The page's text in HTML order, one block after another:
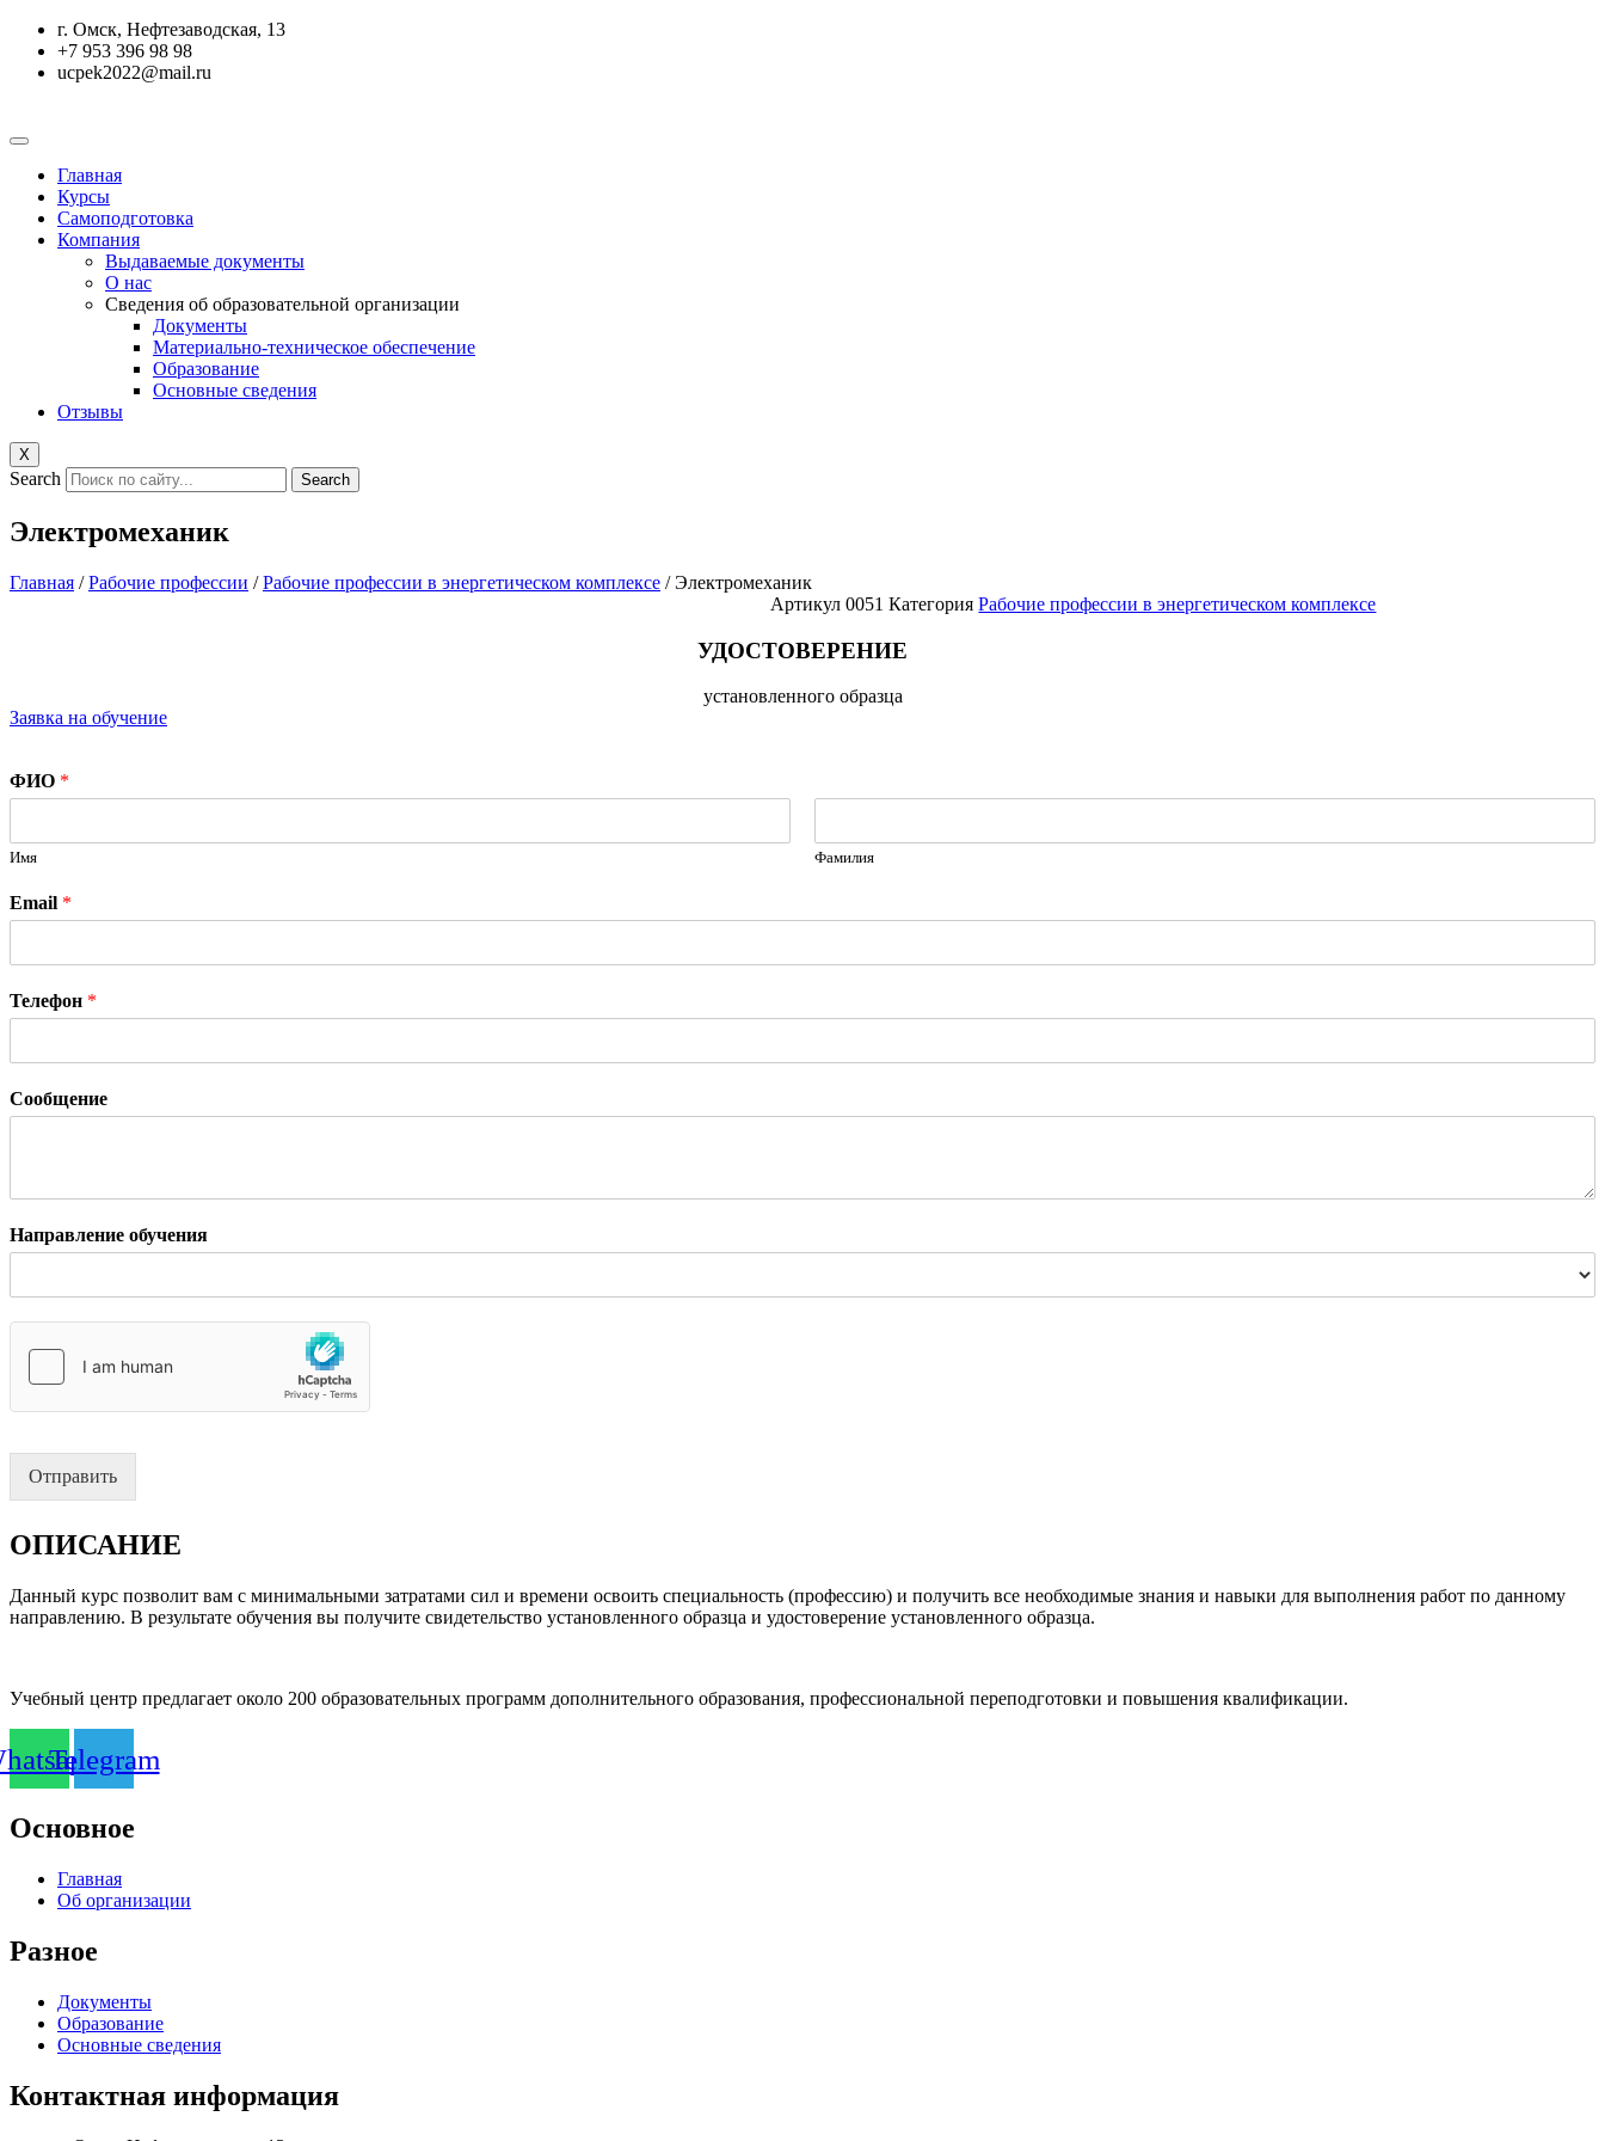
Перейти
содержимому
г. Омск, Нефтезаводская, 13
+7 953 396 98 98
ucpek2022@mail.ru
Главная
Курсы
Самоподготовка
Компания
Выдаваемые документы
О нас
Сведения об образовательной организации
Документы
Материально-техническое обеспечение
Образование
Основные сведения
Отзывы
X
Search Search
Электромеханик
Главная /Рабочие профессии /Рабочие профессии в энергетическом комплексе / Электромеханик
Артикул0051Категория Рабочие профессии в энергетическом комплексе
УДОСТОВЕРЕНИЕ
установленного образца
Заявка на обучение
ФИО *
Имя Фамилия
Email *
Телефон *
Сообщение
Направление обучения
Отправить
ОПИСАНИЕ
Данный курс позволит вам с минимальными затратами сил и времени освоить специальность (профессию) и получить все необходимые знания и навыки для выполнения работ по данному
направлению. В результате обучения вы получите свидетельство установленного образца и удостоверение установленного образца.
Учебный центр предлагает около 200 образовательных программ дополнительного образования, профессиональной переподготовки и повышения квалификации.
Telegram
Основное
Главная
Об организации
Разное
Документы
Образование
Основные сведения
Контактная информация